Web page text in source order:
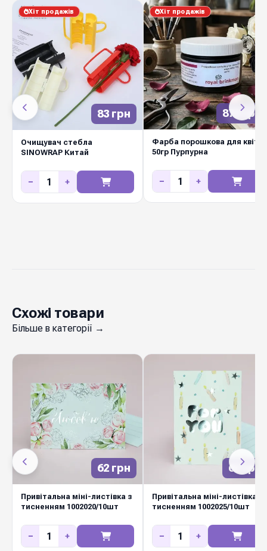
Виробник Україна
Листівки міні з тисненням— елегантний
спосіб передати теплі слова разом із квітами.
Якісний щільний картон, охайний друк,
приємний на дотик матеріал та сучасний
дизайн роблять листівку повноцінною
днів народження, корпоративних свят, ювілеїв
Замовляйте оптом у Diamond Pack —
різноманітний асортимент на будь-яку подію.
83 грн
Хіт продажів
Очищувач стебла
SINOWRAP Китай
− +
870 грн
Хіт продажів
Фарба порошкова для квітів
50гр Пурпурна
− +
Схожі товари
Більше в категорії →
62 грн
Привітальна міні-листівка з
тисненням 1002020/10шт
− +
62 грн
Привітальна міні-листівка з
тисненням 1002025/10шт
− +